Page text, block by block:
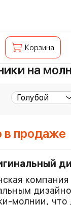
Корзина
на
в продаже
молнии,